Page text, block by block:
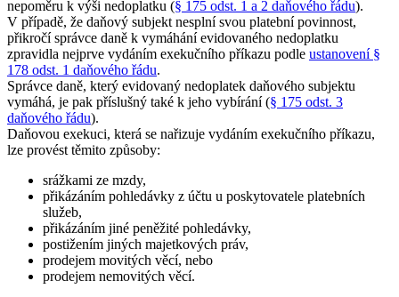
nepoměru k výši nedoplatku (§ 175 odst. 1 a 2 daňového řádu).
V případě, že daňový subjekt nesplní svou platební povinnost,
přikročí správce daně k vymáhání evidovaného nedoplatku
zpravidla nejprve vydáním exekučního příkazu podle ustanovení §
178 odst. 1 daňového řádu.
Správce daně, který evidovaný nedoplatek daňového subjektu
vymáhá, je pak příslušný také k jeho vybírání (§ 175 odst. 3
daňového řádu).
Daňovou exekuci, která se nařizuje vydáním exekučního příkazu,
lze provést těmito způsoby:
srážkami ze mzdy,
přikázáním pohledávky z účtu u poskytovatele platebních
služeb,
přikázáním jiné peněžité pohledávky,
postižením jiných majetkových práv,
prodejem movitých věcí, nebo
prodejem nemovitých věcí.